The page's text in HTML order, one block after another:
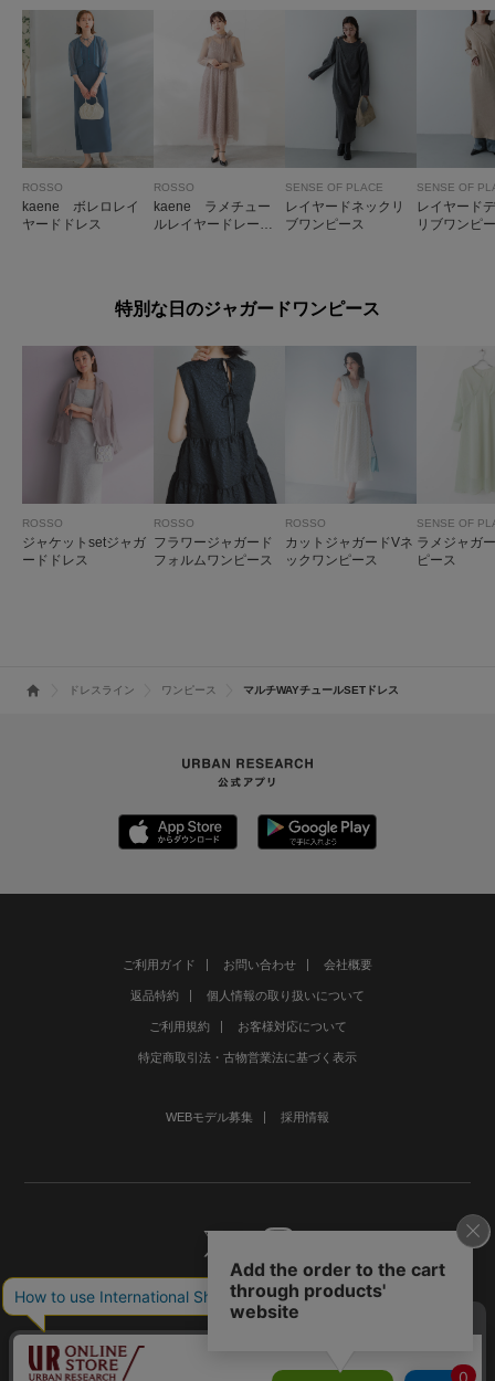
ROSSO
kaene ボレロレイ
ヤードドレス
ROSSO
kaene ラメチュー
ルレイヤードレース
SENSE OF PLACE
レイヤードネックリ
ブワンピース
SENSE OF
レイヤード
リブワンピ
特別な日のジャガードワンピース
ROSSO
ジャケットsetジャガ
ードドレス
ROSSO
フラワージャガード
フォルムワンピース
ROSSO
カットジャガードVネ
ックワンピース
SENSE OF
ラメジャガ
ピース
ドレスライン ワンピース マルチWAYチュールSETドレス
ご利用ガイド お問い合わせ 会社概要
返品特約 個人情報の取り扱いについて
ご利用規約 お客様対応について
特定商取引法・古物営業法に基づく表示
WEBモデル募集 採用情報